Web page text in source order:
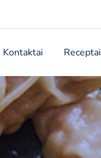
Kontaktai Receptai